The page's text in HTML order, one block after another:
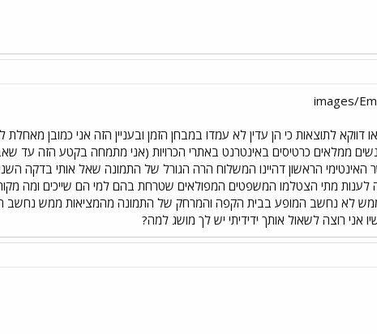
דווקא לתוצאות כי הן עדין לא עמדו במבחן הזמן ובעניין הזה אני כמובן
ממלאים כרטיסים באינטרנט באתרי הכרויות (אני מתמחה בקטע הזה עד
הראשון דהיינו המשלוח הרה הגורל של התמונה שאל אותי בדקה
לענות מתי הצטלמו המשפטים המפולאים שטרחת בהם למי הם שייכים ומה
ממש לא נחשב המופע בבית הקפה והמרחק של התמונה מהמציאות ממש נחשב
אני רוצה לשאול אותך ידידיתי יש לך מושג למה?